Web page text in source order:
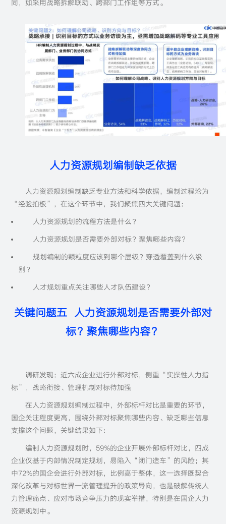
同，如采用战略拆解联动、跨部门工作组等方式。
人力资源规划编制缺乏依据
人力资源规划编制缺乏专业方法和科学依据，编制过程沦为
“经验拍板”，在这个环节中，我们聚焦四大关键问题：
人力资源规划的流程方法是什么？
人力资源规划是否需要外部对标？聚焦哪些内容？
规划编制的颗粒度应该到哪个层级？穿透覆盖到什么级
别？
人才规划重点关注哪些人才队伍建设？
关键问题五 人力资源规划是否需要外部对
标？聚焦哪些内容？
调研发现：近六成企业进行外部对标，侧重“实操性人力指
标”，战略衔接、管理机制对标待加强
在人力资源规划编制过程中，外部标杆对比是重要的环节，
国企关注程度更高，围绕外部对标聚焦哪些内容、缺乏哪些信息
支撑这个问题，关键结果如下：
编制人力资源规划时，59%的企业开展外部标杆对比，四成
企业仅基于内部情况制定规划，易陷入“闭门造车”的风险；其
中72%的国企会进行外部对标，比例高于整体，这一选择既契合
深化改革与对标世界一流管理提升的政策导向，也是破解传统人
力管理痛点、应对市场竞争压力的现实举措，特别是在国企人力
资源规划中。